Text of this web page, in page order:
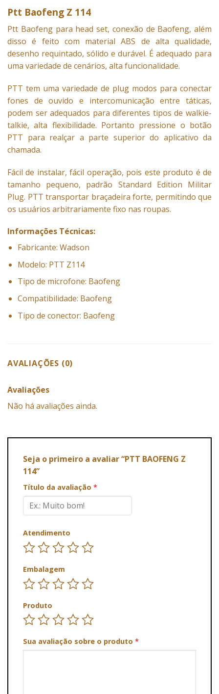
Ptt Baofeng Z 114
Ptt Baofengpara head set, conexão de Baofeng, além
disso é feito com material ABS de alta qualidade,
desenho requintado, sólido e durável. É adequado para
uma variedade de cenários, alta funcionalidade.
PTT tem uma variedade de plug modos para conectar
fones de ouvido e intercomunicação entre táticas,
podem ser adequados para diferentes tipos de walkie-
talkie, alta flexibilidade. Portanto pressione o botão
PTT para realçar a parte superior do aplicativo da
chamada.
Fácil de instalar, fácil operação, pois este produto é de
tamanho pequeno, padrão Standard Edition Militar
Plug. PTT transportar braçadeira forte, permitindo que
os usuários arbitrariamente fixo nas roupas.
Informações Técnicas:
Fabricante: Wadson
Modelo: PTT Z114
Tipo de microfone: Baofeng
Compatibilidade: Baofeng
Tipo de conector: Baofeng
AVALIAÇÕES (0)
Avaliações
Não há avaliações ainda.
Seja o primeiro a avaliar “PTT BAOFENG Z
114”
Título da avaliação *
Atendimento
Embalagem
Produto
Sua avaliação sobre o produto *